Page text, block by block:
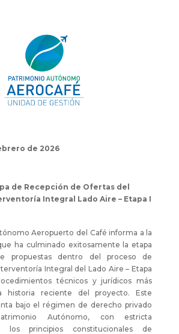
de 2026
de Recepción de Ofertas del
Integral Lado Aire – Etapa I
Aeropuerto del Café informa a la
ha culminado exitosamente la etapa
propuestas dentro del proceso de
Integral del Lado Aire – Etapa
técnicos y jurídicos más
historia reciente del proyecto. Este
bajo el régimen de derecho privado
Autónomo, con estricta
los principios constitucionales de